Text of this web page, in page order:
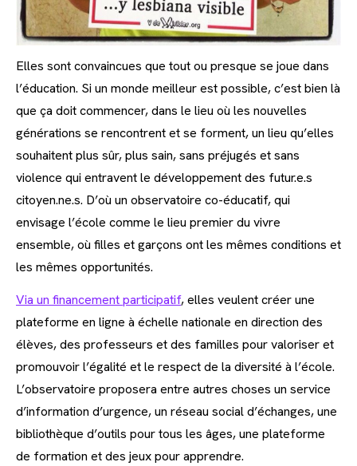
Elles sont convaincues que tout ou presque se joue dans
l’éducation. Si un monde meilleur est possible, c’est bien là
que ça doit commencer, dans le lieu où les nouvelles
générations se rencontrent et se forment, un lieu qu’elles
souhaitent plus sûr, plus sain, sans préjugés et sans
violence qui entravent le développement des futur.e.s
citoyen.ne.s. D’où un observatoire co-éducatif, qui
envisage l’école comme le lieu premier du vivre
ensemble, où filles et garçons ont les mêmes conditions et
les mêmes opportunités.
Via un financement participatif, elles veulent créer une
plateforme en ligne à échelle nationale en direction des
élèves, des professeurs et des familles pour valoriser et
promouvoir l’égalité et le respect de la diversité à l’école.
L’observatoire proposera entre autres choses un service
d’information d’urgence, un réseau social d’échanges, une
bibliothèque d’outils pour tous les âges, une plateforme
de formation et des jeux pour apprendre.